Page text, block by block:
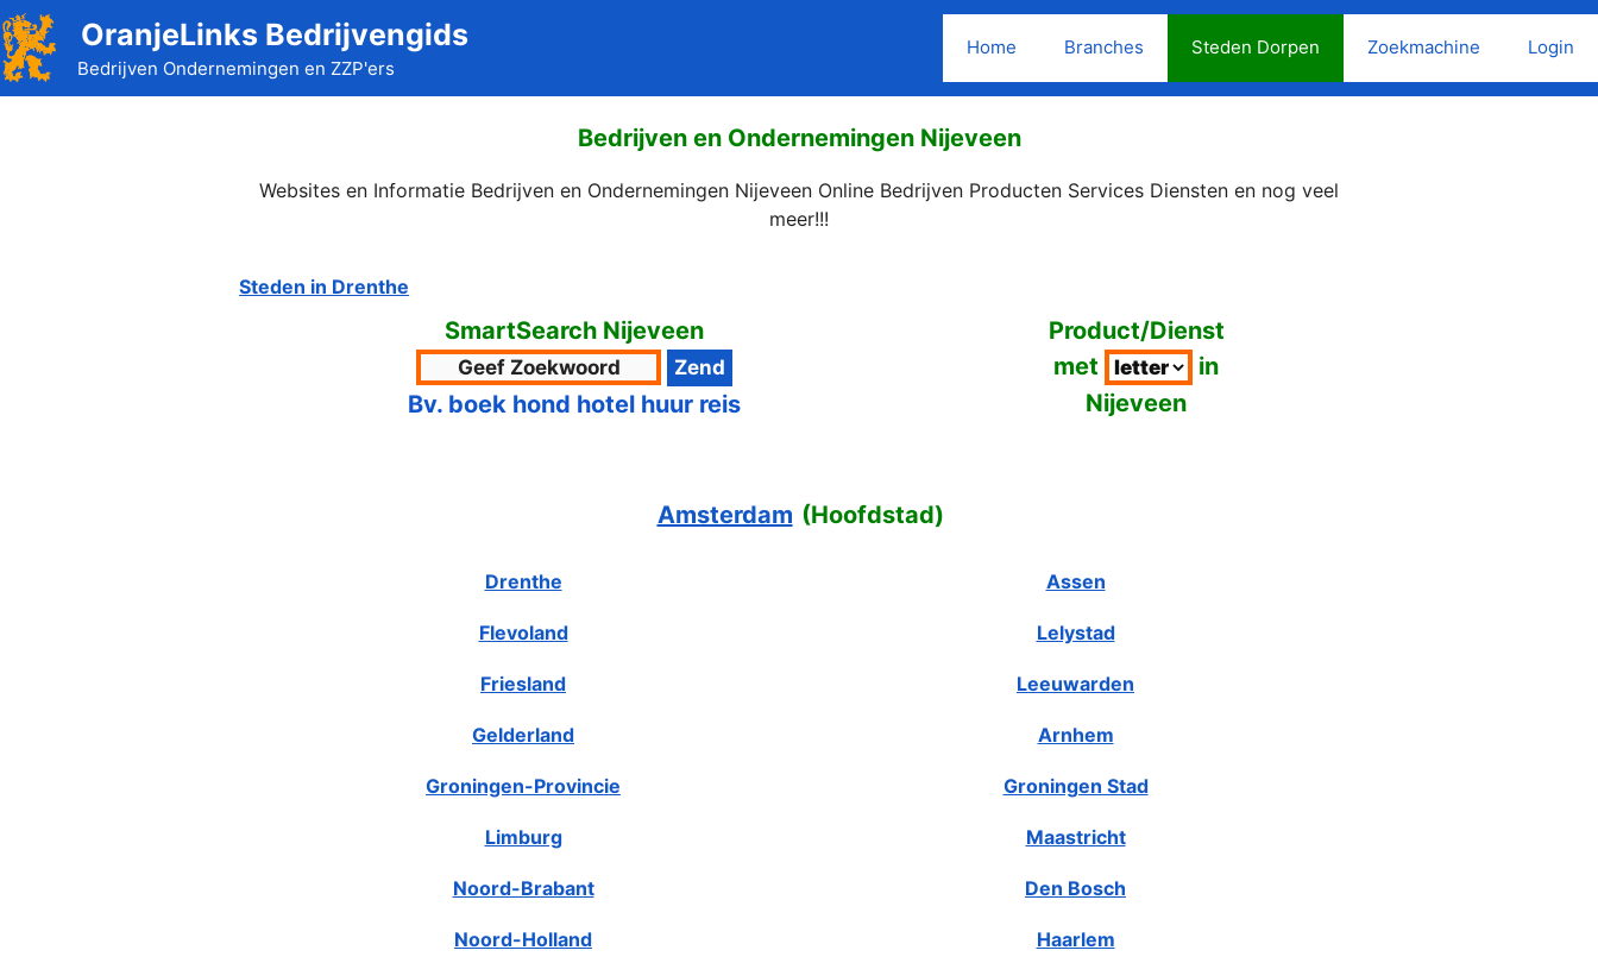
Ga
naar
de
inhoud
OranjeLinks Bedrijvengids
Bedrijven Ondernemingen en ZZP'ers
Home Branches Steden Dorpen Zoekmachine Login
Bedrijven en Ondernemingen Nijeveen
Websites en Informatie Bedrijven en Ondernemingen Nijeveen Online Bedrijven Producten Services Diensten en nog veel
meer!!!
Steden in Drenthe
SmartSearch Nijeveen
Bv. boek hond hotel huur reis
Product/Dienst
met
in
Nijeveen
Amsterdam (Hoofdstad)
Drenthe Assen
Flevoland Lelystad
Friesland Leeuwarden
Gelderland Arnhem
Groningen-Provincie Groningen Stad
Limburg Maastricht
Noord-Brabant Den Bosch
Noord-Holland Haarlem